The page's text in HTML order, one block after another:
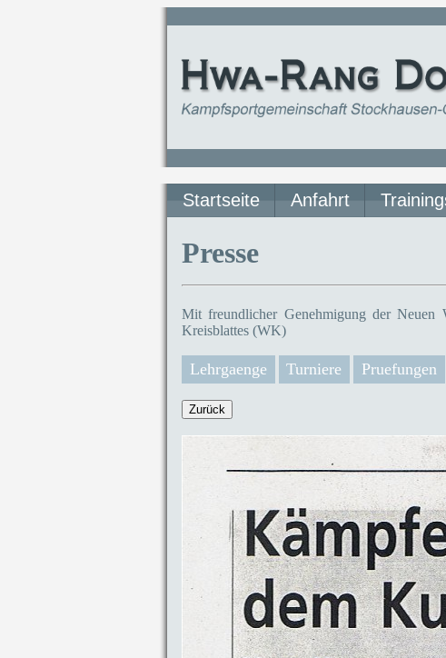
Startseite Anfahrt
Presse
Mit freundlicher Genehmigung der Neuen
Kreisblattes (WK)
Lehrgaenge Turniere Pruefungen